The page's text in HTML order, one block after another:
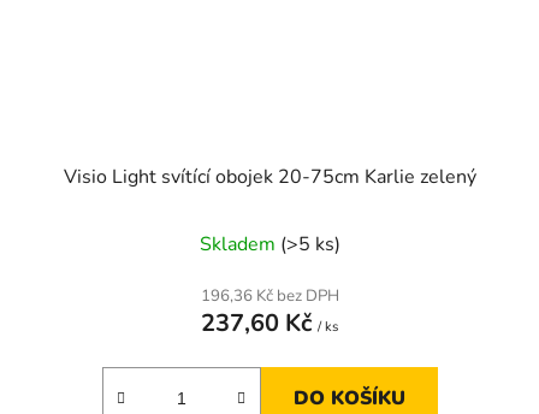
Visio Light svítící obojek 20-75cm Karlie zelený
Skladem (>5 ks)
196,36 Kč bez DPH
237,60 Kč / ks
DO KOŠÍKU